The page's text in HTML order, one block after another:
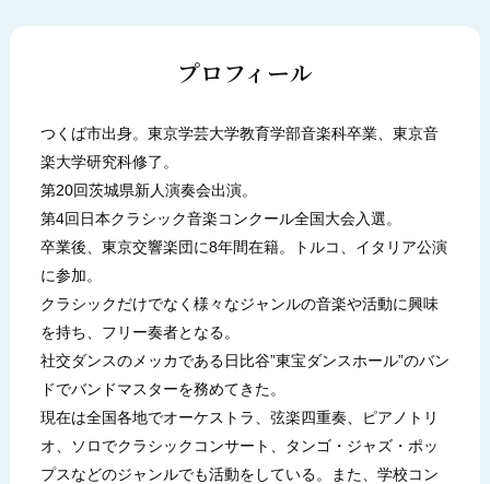
プロフィール
つくば市出身。東京学芸大学教育学部音楽科卒業、東京音
楽大学研究科修了。
第20回茨城県新人演奏会出演。
第4回日本クラシック音楽コンクール全国大会入選。
卒業後、東京交響楽団に8年間在籍。トルコ、イタリア公演
に参加。
クラシックだけでなく様々なジャンルの音楽や活動に興味
を持ち、フリー奏者となる。
社交ダンスのメッカである日比谷”東宝ダンスホール”のバン
ドでバンドマスターを務めてきた。
現在は全国各地でオーケストラ、弦楽四重奏、ピアノトリ
オ、ソロでクラシックコンサート、タンゴ・ジャズ・ポッ
プスなどのジャンルでも活動をしている。また、学校コン